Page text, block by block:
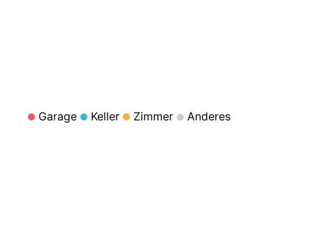
Garage Keller Zimmer Anderes